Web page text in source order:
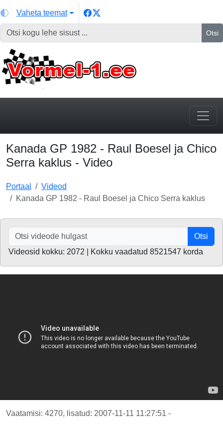
Vaheta teemat
Otsi
Kanada GP 1982 - Raul Boesel ja Chico
Serra kaklus - Video
Portaal
Videod
Kanada GP 1982 - Raul Boesel ja Chico Serra kaklus
Otsi
Videosid kokku: 2072 | Kokku vaadatud 8521547 korda
Vaatamisi: 4270, lisatud: 2007-11-11 11:27:51 -